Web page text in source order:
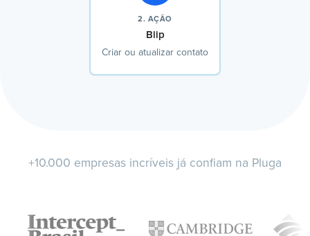
2. AÇÃO
Blip
Criar ou atualizar contato
+10.000 empresas incríveis já confiam na Pluga